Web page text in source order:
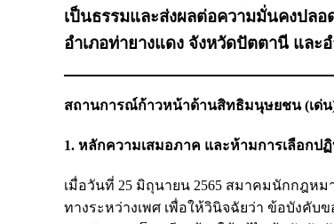
เป็นธรรมและส่งผลต่อความมั่นคงปล
อำเภอท่ายางแดง จังหวัดปัตตานี และ
สถานการณ์ก้าวหน้าด้านสิทธิมนุษยชน (เด่น)
1. หลักความเสมอภาค และห้ามการเลือกป
เมื่อวันที่ 25 มิถุนายน 2565 สมาคมนักกฎห
ทางระหว่างเพศ เพื่อให้วินิจฉัยว่า ข้อบังคั